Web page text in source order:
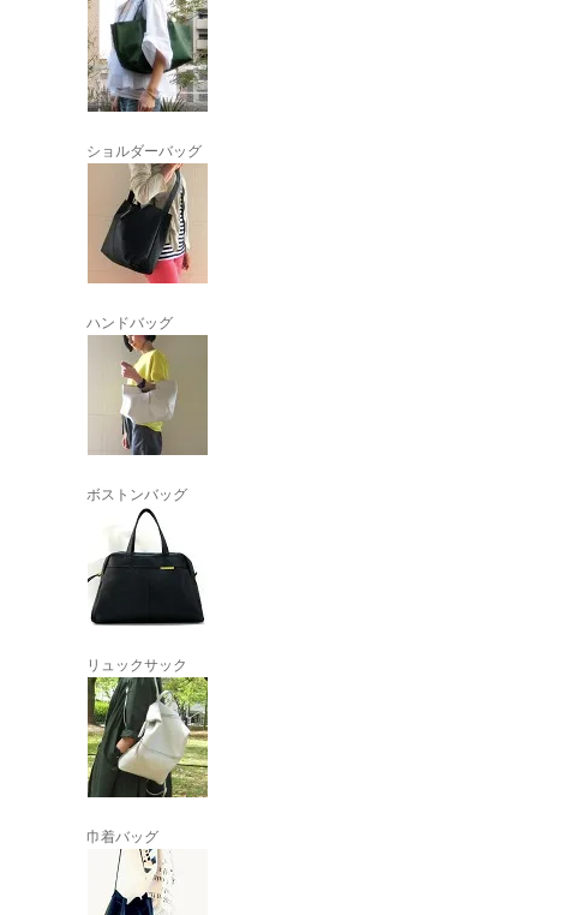
ショルダーバッグ
ハンドバッグ
ボストンバッグ
リュックサック
巾着バッグ